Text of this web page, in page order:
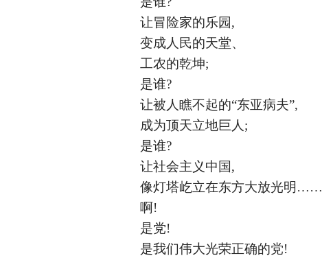
让冒险家的乐园,
变成人民的天堂、
工农的乾坤;
是谁?
让被人瞧不起的“东亚病夫”,
成为顶天立地巨人 ;
是谁?
让社会主义中国,
像灯塔屹立在东方大放光明 ……
啊!
是党!
是我们伟大光荣正确的党!